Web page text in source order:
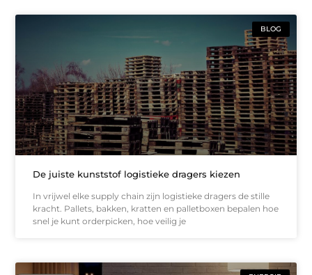
BLOG
De juiste kunststof logistieke dragers kiezen
In vrijwel elke supply chain zijn logistieke dragers de stille
kracht. Pallets, bakken, kratten en palletboxen bepalen hoe
snel je kunt orderpicken, hoe veilig je